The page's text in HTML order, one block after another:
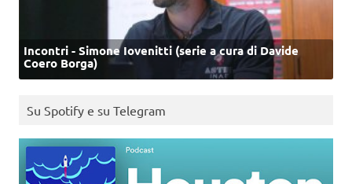
Incontri - Simone Iovenitti (serie a cura di Davide
Coero Borga)
Su Spotify e su Telegram